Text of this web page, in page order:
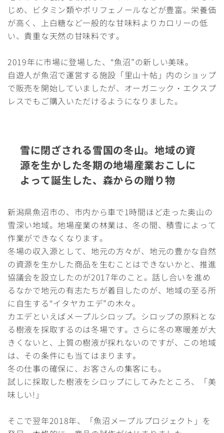
じめ、ビタミン類やポリフェノールなどが豊富。栄養価
が高く、上白糖など一般的な甘味料よりカロリーの低
い、貴重な天然の甘味料です。
2019年に市場に登場した、“魚沼”の新しい美味。
自遊人が魚沼で運営する施設「里山十帖」内のショップ
で販売を開始していましたが、オーガニック・エクスプ
レスでもご購入いただけるようになりました。
雪に閉ざされる雪国の冬山。地域の資
源を生かした冬期の地場産業おこしに
よって誕生した、森からの贈り物
新潟県魚沼市の、市内から車で1時間ほど走った奥山の
雪深い地域。地場産業の林業は、冬の間、積雪によって
作業ができなくなります。
冬場の収入源として、地元の方々が、地元の豊かな自然
の資源を生かした商品を生むことはできないかと、推進
協議会を設立したのが2017年のこと。話し合いを進め
るなかで地元の有志たちが着目したのが、地域の至る所
に自生する“イタヤカエデ”の木々。
カエデといえばメープルシロップ。シロップの原料とな
る樹液を採取するのは冬場です。さらに冬の寒暖差が大
きくないと、上質の樹液が採れないのですが、この地域
は、その条件にも当てはまります。
冬の仕事の確保に、お客さんの集客にも。
試しに採取した樹液をシロップにしてみたところ、「美
味しい!」
そこで翌年2018年、「魚沼メープルプロジェクト」を